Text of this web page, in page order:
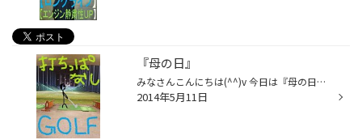
『母の日』
みなさんこんにちは(^^)v 今日は『母の日』ですね！ プレゼントはもう渡しましたか？？ 僕は３日くらい前に少し早いですがプレゼントしました(^^) 昨日、仕事終わりに店長とゴルフの打ちっぱなしに行ってきました♪ 僕は初心者なんで全くダメダメでしたが・・・(>_
2014年5月11日